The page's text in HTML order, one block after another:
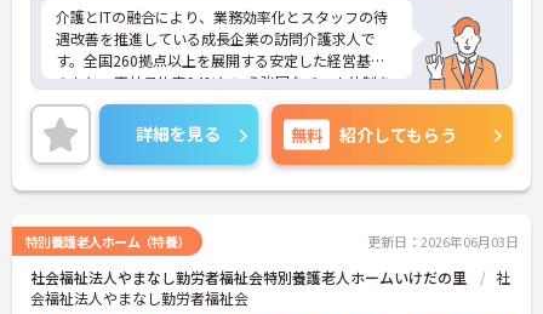
介護とITの融合により、業務効率化とスタッフの待
遇改善を推進している成長企業の訪問介護求人で
す。全国260拠点以上を展開する安定した経営基盤
のもと、正社員比率94%という強固なチーム体制を
構築しています。資格手当や年2回の評価面談など、
専門資格と成果が収入に直結する仕組みが整ってい
ます。夜勤なしの完全週休2日制（曜日固定）を採用
し、日々の記録業務はスマートフォンで完結するた
め、施設勤務特有の不規則なシフトや煩雑な事務作
談で不安を解消できるフォロー体制もあり、介護福
祉士の資格取得やサ責や管理者への着実なキャリア
アップを目指す有資格者の方に推奨できる環境で
す。
詳細を見る 無料 紹介してもらう
特別養護老人ホーム（特養） 更新日：2026年06月03日
社会福祉法人やまなし勤労者福祉会特別養護老人ホームいけだの里
社
会福祉法人やまなし勤労者福祉会